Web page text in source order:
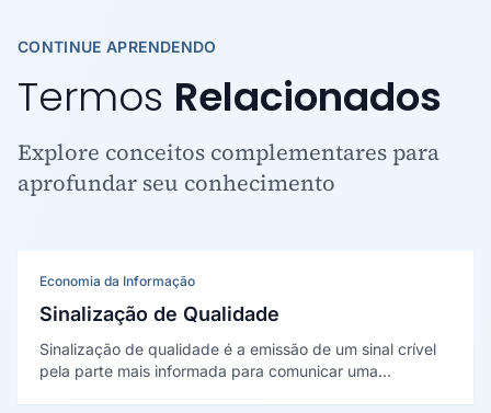
CONTINUE APRENDENDO
Termos Relacionados
Explore conceitos complementares para
aprofundar seu conhecimento
Economia da Informação
Sinalização de Qualidade
Sinalização de qualidade é a emissão de um sinal crível
pela parte mais informada para comunicar uma